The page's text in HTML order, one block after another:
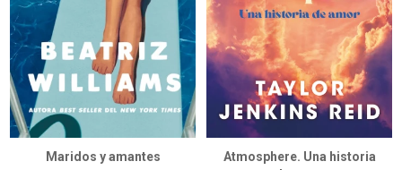
Maridos y amantes
Atmosphere. Una historia